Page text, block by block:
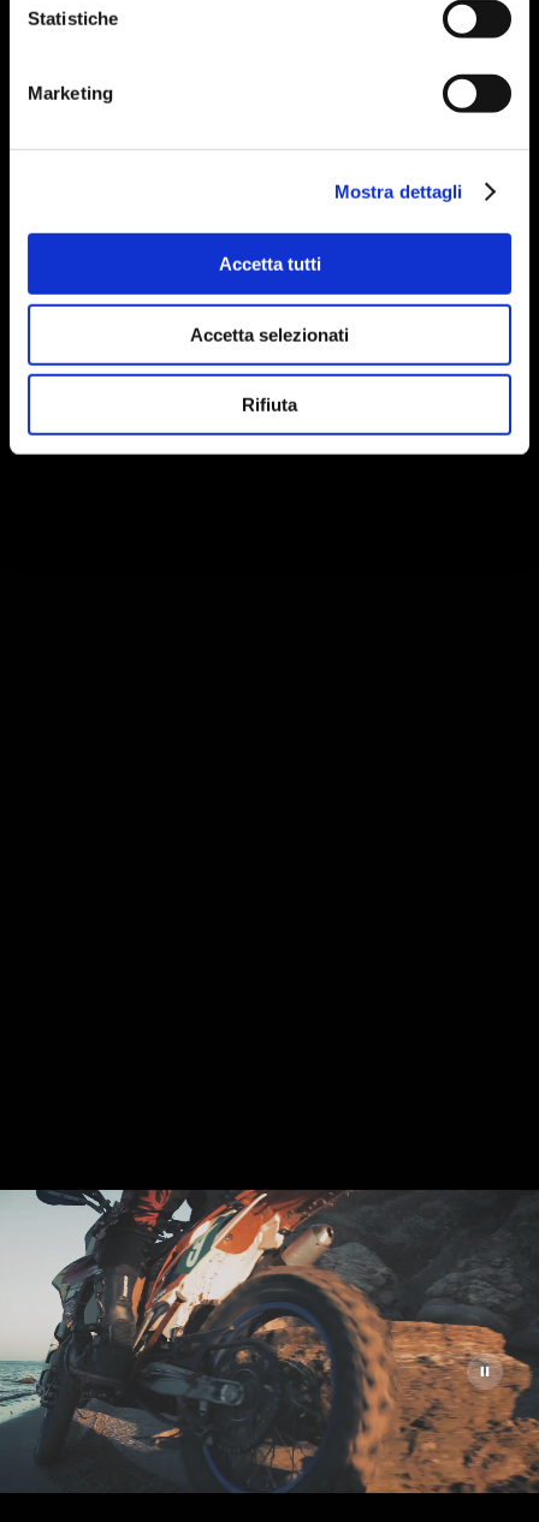
Statistiche
Marketing
Mostra dettagli
Accetta tutti
Accetta selezionati
Rifiuta